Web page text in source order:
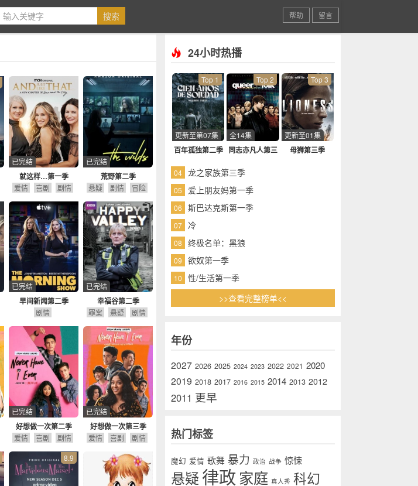
帮助 留言
就这样…第一季
已完结
爱情 喜剧 剧情
荒野第二季
已完结
悬疑 剧情 冒险
早间新闻第二季
已完结
剧情
幸福谷第二季
已完结
罪案 悬疑 剧情
好想做一次第二季
已完结
爱情 喜剧 剧情
好想做一次第三季
已完结
爱情 喜剧 剧情
8.9
24小时热播
百年孤独第二季
Top 1
更新至第07集
同志亦凡人第三
Top 2
全14集
母狮第三季
Top 3
更新至01集
04 龙之家族第三季
05 爱上朋友妈第一季
06 斯巴达克斯第一季
07 冷
08 终极名单：黑狼
09 欲奴第一季
10
性/生活第一季
>>查看完整榜单<<
年份
2027 2026 2025 2024 2023 2022 2021 2020
2019 2018 2017 2016 2015 2014 2013 2012
2011 更早
热门标签
魔幻 爱情 歌舞 暴力 政治 战争 惊悚
悬疑 律政 家庭 真人秀 科幻